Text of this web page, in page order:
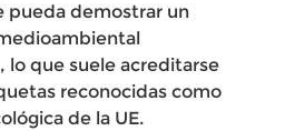
pueda demostrar un
lo que suele acreditarse
reconocidas como
de la UE.